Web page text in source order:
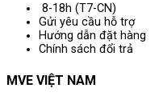
8-18h (T7-CN)
Gửi yêu cầu hỗ trợ
Hướng dẫn đặt hàng
Chính sách đổi trả
MVE VIỆT NAM